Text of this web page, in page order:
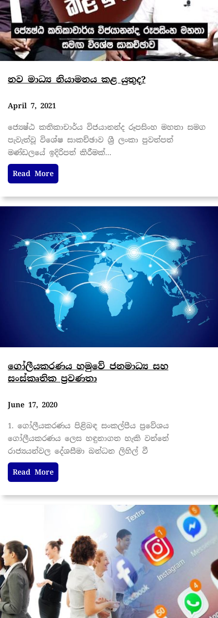
නව මාධ්‍ය නියාමනය කළ යුතුද?
April 7, 2021
ජ්‍යෙෂ්ඨ කතිකාචාර්ය විජයානන්ද රූපසිංහ මහතා සමග
පැවැත්වූ විශේෂ සාකච්ඡාව ශ්‍රී ලංකා පුවත්පත්
මණ්ඩලයේ ඉදිරිපත් කිරීමක්…
Read More
ගෝලීයකරණය හමුවේ ජනමාධ්‍ය සහ
සංස්කෘතික ප්‍රවණතා
June 17, 2020
1. ගෝලීයකරණය පිළිබඳ සංකල්පීය ප්‍රවේශය
ගෝලීයකරණය ලෙස හඳුනාගත හැකි වන්නේ
රාජ්‍යයන්වල දේශසීමා බන්ධන ලිහිල් වී
Read More